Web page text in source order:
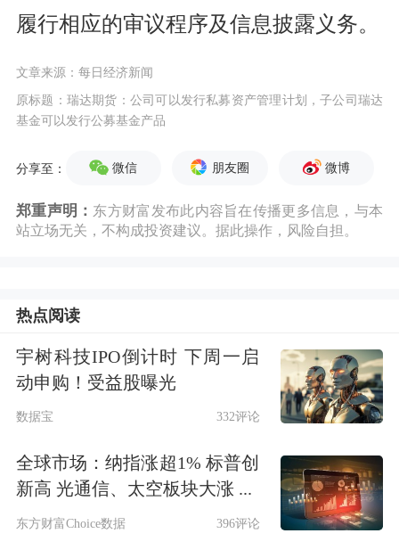
履行相应的审议程序及信息披露义务。
文章来源：每日经济新闻
原标题：瑞达期货：公司可以发行私募资产管理计划，子公司瑞达
基金可以发行公募基金产品
分享至： 微信 朋友圈 微博
郑重声明： 东方财富发布此内容旨在传播更多信息，与本
站立场无关，不构成投资建议。据此操作，风险自担。
热点阅读
宇树科技IPO倒计时 下周一启
动申购！受益股曝光
数据宝 332评论
全球市场：纳指涨超1% 标普创
新高 光通信、太空板块大涨 ...
东方财富Choice数据 396评论